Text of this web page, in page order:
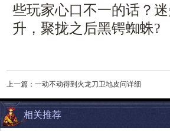
些玩家心口不一的话？
升，聚拢之后黑锷蜘蛛?
上一篇： 一动不动得到火龙刀卫地皮问详细
相关推荐